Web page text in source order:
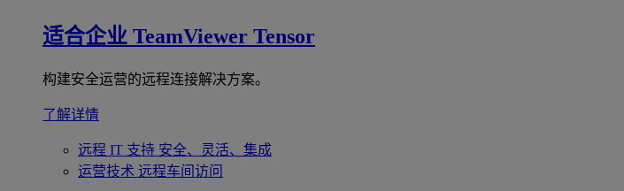
适合企业 TeamViewer Tensor
构建安全运营的远程连接解决方案。
了解详情
远程 IT 支持 安全、灵活、集成
运营技术 远程车间访问